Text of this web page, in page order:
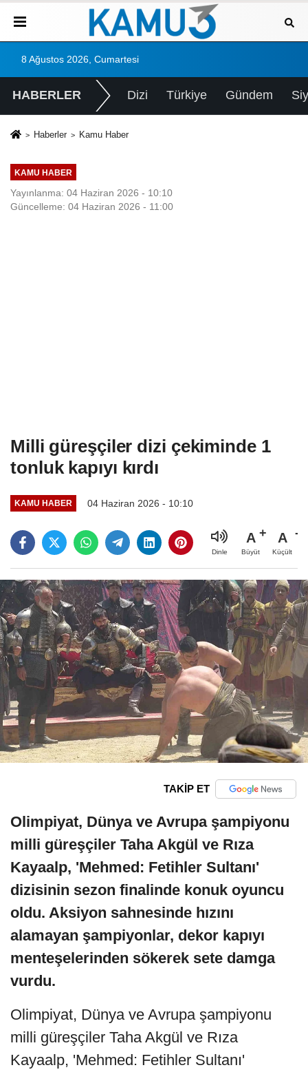
8 Ağustos 2026, Cumartesi
HABERLER Dizi Türkiye Gündem
Haberler Kamu Haber
KAMU HABER
Yayınlanma: 04 Haziran 2026 - 10:10
Güncelleme: 04 Haziran 2026 - 11:00
Milli güreşçiler dizi çekiminde 1
tonluk kapıyı kırdı
KAMU HABER 04 Haziran 2026 - 10:10
Dinle
A
Büyüt
A
Küçült
TAKİP ET
Olimpiyat, Dünya ve Avrupa şampiyonu
milli güreşçiler Taha Akgül ve Rıza
Kayaalp, 'Mehmed: Fetihler Sultanı'
dizisinin sezon finalinde konuk oyuncu
oldu. Aksiyon sahnesinde hızını
alamayan şampiyonlar, dekor kapıyı
menteşelerinden sökerek sete damga
vurdu.
Olimpiyat, Dünya ve Avrupa şampiyonu
milli güreşçiler Taha Akgül ve Rıza
Kayaalp, 'Mehmed: Fetihler Sultanı'